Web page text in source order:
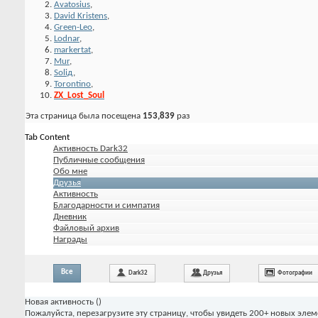
Avatosius,
David Kristens,
Green-Leo,
Lodnar,
markertat,
Mur,
Soliд,
Torontino,
ZX_Lost_Soul
Эта страница была посещена 153,839 раз
Tab Content
Активность Dark32
Публичные сообщения
Обо мне
Друзья
Активность
Благодарности и симпатия
Дневник
Файловый архив
Награды
Все Dark32 Друзья Фотографии
Новая активность ()
Пожалуйста, перезагрузите эту страницу, чтобы увидеть 200+ новых